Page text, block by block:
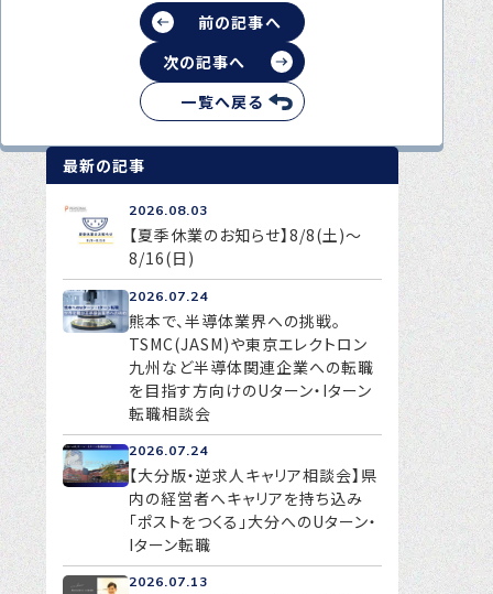
前の記事へ
一覧へ戻る
次の記事へ
最新の記事
2026.08.03
【夏季休業のお知らせ】8/8(土)～
8/16(日)
2026.07.24
熊本で、半導体業界への挑戦。
TSMC(JASM)や東京エレクトロン
九州など半導体関連企業への転職
を目指す方向けのUターン・Iターン
転職相談会
2026.07.24
【大分版・逆求人キャリア相談会】県
内の経営者へキャリアを持ち込み
「ポストをつくる」大分へのUターン・
Iターン転職
2026.07.13